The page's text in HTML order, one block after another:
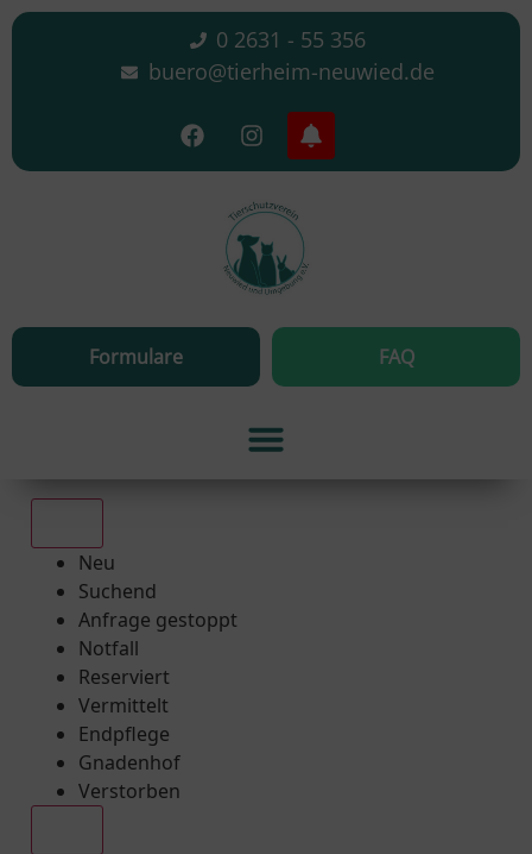
0 2631 - 55 356
buero@tierheim-neuwied.de
Formulare FAQ
Neu
Suchend
Anfrage gestoppt
Notfall
Reserviert
Vermittelt
Endpflege
Gnadenhof
Verstorben